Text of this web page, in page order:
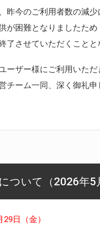
昨今のご利用者数の減少
が困難となりましたため
了させていただくことと
ーザー様にご利用いただ
チーム一同、深く御礼申
ついて（2026年5
日（金）